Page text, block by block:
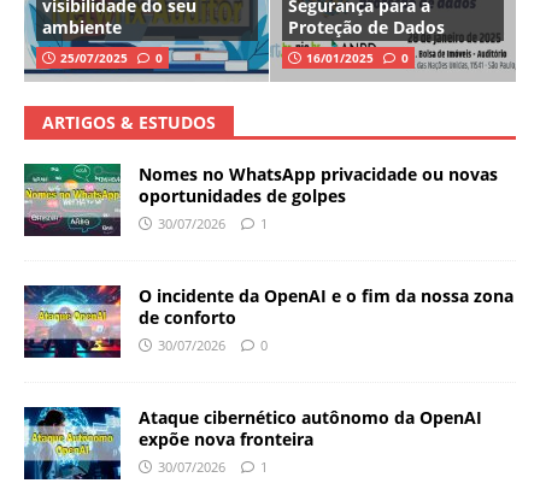
visibilidade do seu
ambiente
25/07/2025 0
Segurança para a
Proteção de Dados
16/01/2025 0
ARTIGOS & ESTUDOS
Nomes no WhatsApp privacidade ou novas
oportunidades de golpes
30/07/2026 1
O incidente da OpenAI e o fim da nossa zona
de conforto
30/07/2026 0
Ataque cibernético autônomo da OpenAI
expõe nova fronteira
30/07/2026 1